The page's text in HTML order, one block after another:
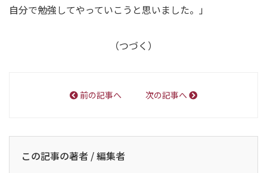
自分で勉強してやっていこうと思いました。」
（つづく）
前の記事へ 次の記事へ
この記事の著者 / 編集者